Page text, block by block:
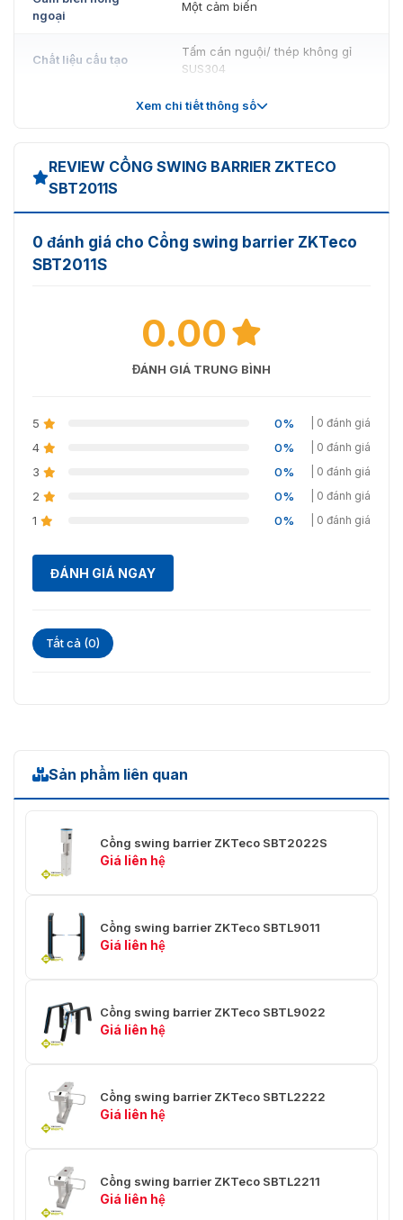
ngoại
Một cảm biến
Chất liệu cấu tạo
Tấm cán nguội/ thép không gỉ
SUS304
Acrylic
Chuyển động rào
cản
Chế độ khẩn cấp Hỗ trợ
202*187*1109 (mm)
Trọng lượng khi
đóng gói
Xem chi tiết thông số
REVIEW CỔNG SWING BARRIER ZKTECO
SBT2011S
0 đánh giá cho Cổng swing barrier ZKTeco
SBT2011S
0.00
ĐÁNH GIÁ TRUNG BÌNH
5 0% | 0 đánh giá
4 0% | 0 đánh giá
3 0% | 0 đánh giá
2 0% | 0 đánh giá
1 0% | 0 đánh giá
ĐÁNH GIÁ NGAY
Tất cả (0)
Sản phẩm liên quan
Cổng swing barrier ZKTeco SBT2022S
Giá liên hệ
Cổng swing barrier ZKTeco SBTL9011
Giá liên hệ
Cổng swing barrier ZKTeco SBTL9022
Giá liên hệ
Cổng swing barrier ZKTeco SBTL2222
Giá liên hệ
Cổng swing barrier ZKTeco SBTL2211
Giá liên hệ